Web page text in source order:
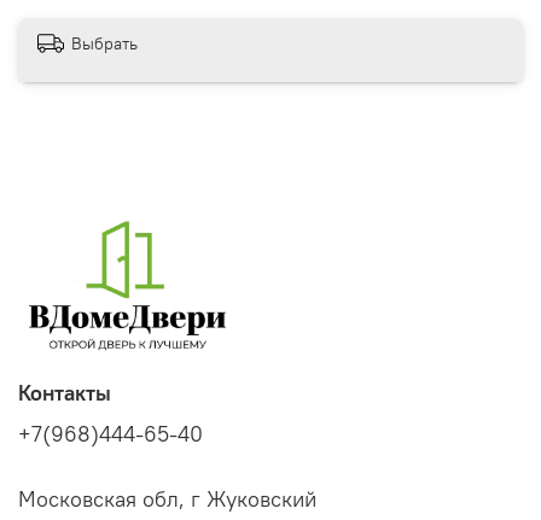
Выбрать
Контакты
+7(968)444-65-40
Московская обл, г Жуковский